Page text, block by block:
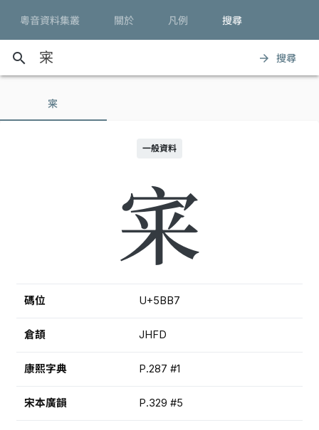
粵音資料集叢 關於 凡例 搜尋
search arrow_forward 搜尋
宷
一般資料
宷
碼位 U+5BB7
倉頡 JHFD
康熙字典 P.287 #1
宋本廣韻 P.329 #5